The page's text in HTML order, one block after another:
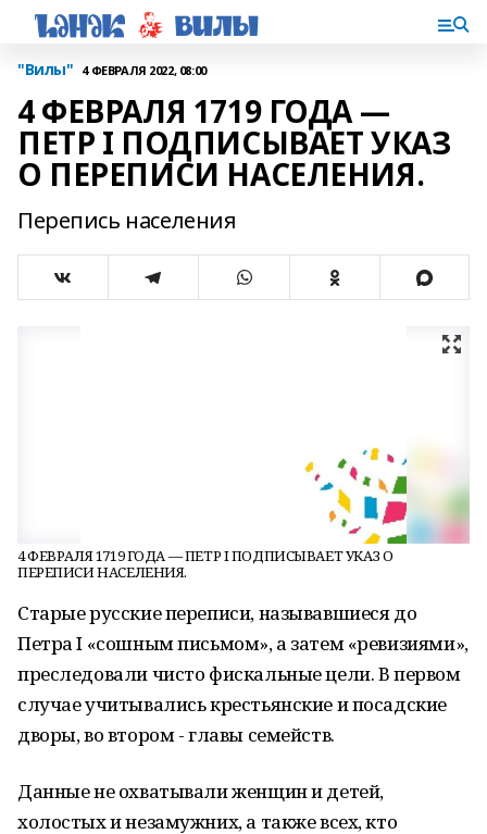
"Вилы" 4 ФЕВРАЛЯ 2022, 08:00
4 ФЕВРАЛЯ 1719 ГОДА —
ПЕТР I ПОДПИСЫВАЕТ УКАЗ
О ПЕРЕПИСИ НАСЕЛЕНИЯ.
Перепись населения
4 ФЕВРАЛЯ 1719 ГОДА — ПЕТР I ПОДПИСЫВАЕТ УКАЗ О
ПЕРЕПИСИ НАСЕЛЕНИЯ.
Старые русские переписи, называвшиеся до
Петра I «сошным письмом», а затем «ревизиями»,
преследовали чисто фискальные цели. В первом
случае учитывались крестьянские и посадские
дворы, во втором - главы семейств.
Данные не охватывали женщин и детей,
холостых и незамужних, а также всех, кто